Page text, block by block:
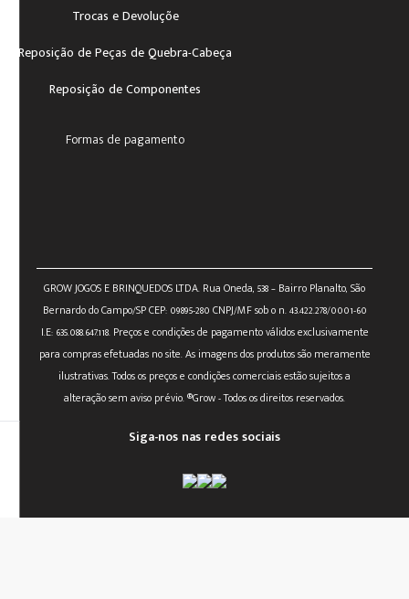
Trocas e Devoluçõe
Reposição de Peças de Quebra-Cabeça
Reposição de Componentes
Formas de pagamento
GROW JOGOS E BRINQUEDOS LTDA. Rua Oneda, 538 – Bairro Planalto, São
Bernardo do Campo/SP CEP: 09895-280 CNPJ/MF sob o n. 43.422.278/0001-60
I.E: 635.088.647.118. Preços e condições de pagamento válidos exclusivamente
para compras efetuadas no site. As imagens dos produtos são meramente
ilustrativas. Todos os preços e condições comerciais estão sujeitos a
alteração sem aviso prévio. ®Grow - Todos os direitos reservados.
Siga-nos nas redes sociais